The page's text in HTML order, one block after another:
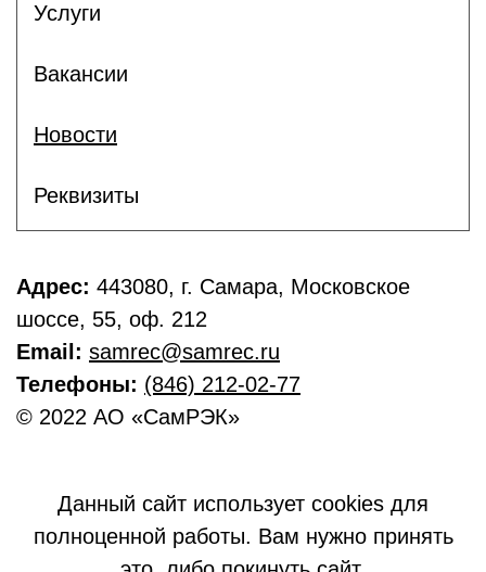
Услуги
Вакансии
Новости
Реквизиты
Адрес: 443080, г. Самара, Московское
шоссе, 55, оф. 212
Email: samrec@samrec.ru
Телефоны: (846) 212-02-77
© 2022 АО «СамРЭК»
Данный сайт использует cookies для
полноценной работы. Вам нужно принять